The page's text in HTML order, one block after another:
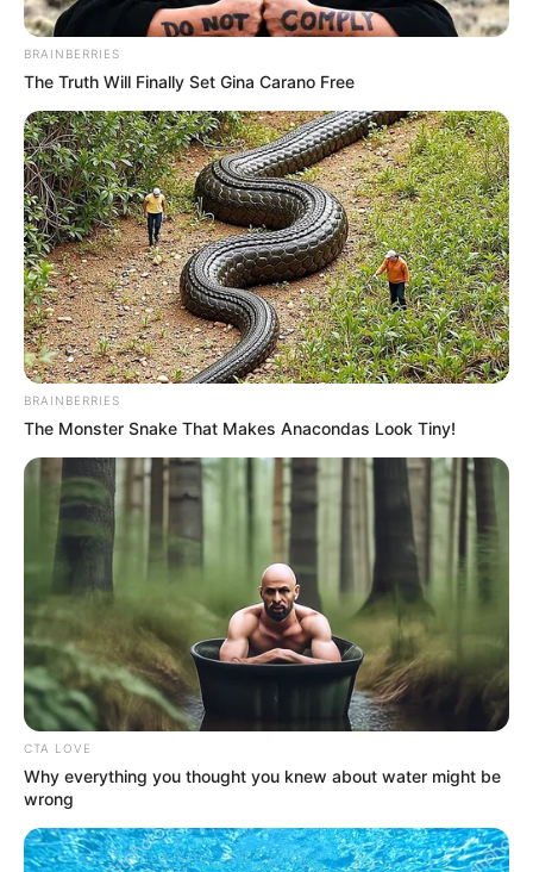
Posted
in
Friss hírek
A fejlemények nagy érdeklődést
váltottak ki a közösségi
médiában. 📸✨
bySzerző • July 2, 2026
BRAINBERRIES
The Truth Will Finally Set Gina Carano Free
BRAINBERRIES
The Monster Snake That Makes Anacondas Look Tiny!
CTA LOVE
Why everything you thought you knew about water might be
wrong